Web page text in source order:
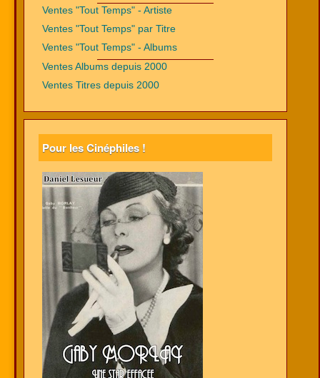
Ventes "Tout Temps" - Artiste
Ventes "Tout Temps" par Titre
Ventes "Tout Temps" - Albums
Ventes Albums depuis 2000
Ventes Titres depuis 2000
Pour les Cinéphiles !